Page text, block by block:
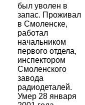
был уволен в
запас. Проживал
в Смоленске,
работал
начальником
первого отдела,
инспектором
Смоленского
завода
радиодеталей.
Умер 28 января